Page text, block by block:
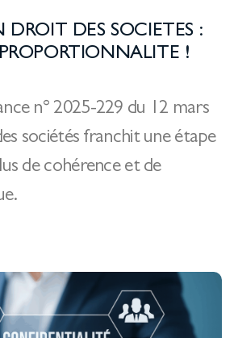
DROIT DES SOCIETES :
!
n° 2025-229 du 12 mars
sociétés franchit une étape
de cohérence et de